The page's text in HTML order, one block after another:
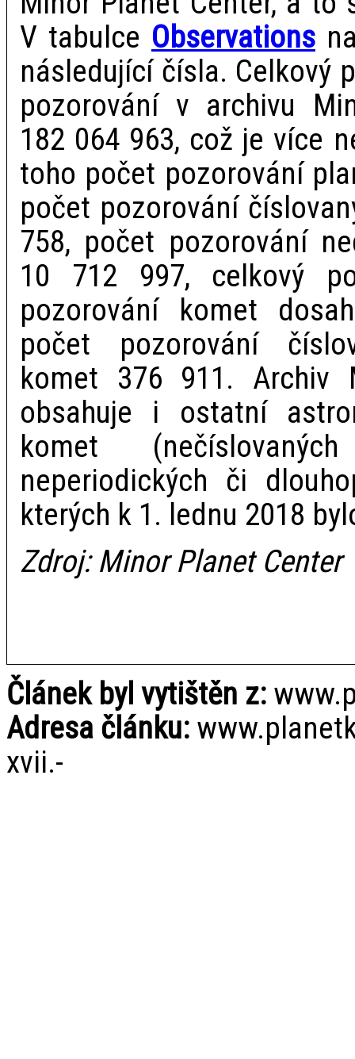
V tabulce Observations
následující čísla. Celkový
pozorování v archivu
182 064 963, což je více
toho počet pozorování
počet pozorování
758, počet pozorování
10 712 997, celkový
pozorování komet
počet pozorování
komet 376 911. Archiv
obsahuje i ostatní
komet
neperiodických či
kterých k 1. lednu 2018
Zdroj: Minor Planet Center
Článek byl vytištěn z:
Adresa článku:
xvii.-